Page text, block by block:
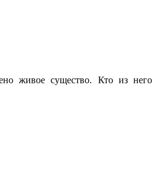
живое существо. Кто из него